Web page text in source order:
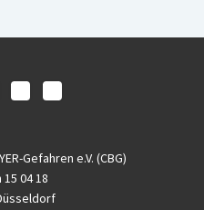
Gefahren e.V. (CBG)
04 18